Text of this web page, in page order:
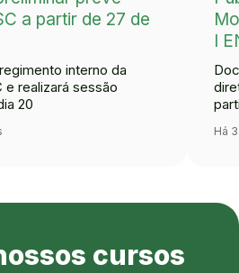
a partir de 27 de
interno da
e realizará sessão
20
I
Há
cursos